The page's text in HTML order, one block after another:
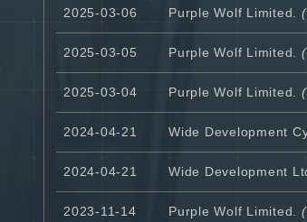
2025-03-06 Purple Wolf Limited.
2025-03-05 Purple Wolf Limited.
2025-03-04 Purple Wolf Limited.
2024-04-21 Wide Development
2024-04-21 Wide Development
2023-11-14 Purple Wolf Limited.